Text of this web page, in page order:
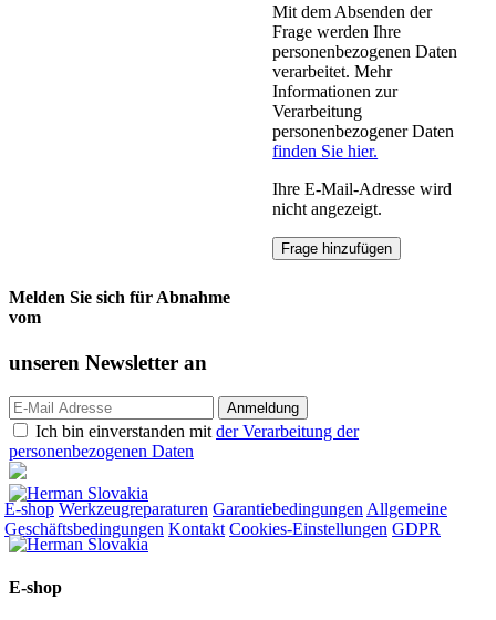
Mit dem Absenden der
Frage werden Ihre
personenbezogenen Daten
verarbeitet. Mehr
Informationen zur
Verarbeitung
personenbezogener Daten
finden Sie hier.
Ihre E-Mail-Adresse wird
nicht angezeigt.
Melden Sie sich für Abnahme
vom
unseren Newsletter an
Ich bin einverstanden mit der Verarbeitung der
personenbezogenen Daten
E-shop Werkzeugreparaturen Garantiebedingungen Allgemeine
Geschäftsbedingungen Kontakt Cookies-Einstellungen GDPR
E-shop